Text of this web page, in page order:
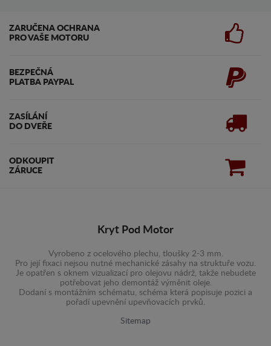
ZARUČENA OCHRANA
PRO VAŠE MOTORU
BEZPEČNÁ
PLATBA PAYPAL
ZASÍLÁNÍ
DO DVEŘE
ODKOUPIT
ZÁRUCE
Kryt Pod Motor
Vyrobeno z ocelového plechu, tloušky 2-3 mm.
Pro její fixaci nejsou nutné mechanické zásahy na struktuře vozu.
Je opatřen s oknem vizualizací pro olejovu nádrž, takže nebudete
potřebovat jeho demontáž výměnit oleje.
Dodaní s montážním schématu, schéma která popisuje pozici a
pořadí upevnění upevňovacích prvků.
Sitemap